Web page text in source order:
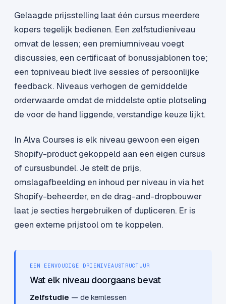
Gelaagde prijsstelling laat één cursus meerdere
kopers tegelijk bedienen. Een zelfstudieniveau
omvat de lessen; een premiumniveau voegt
discussies, een certificaat of bonussjablonen toe;
een topniveau biedt live sessies of persoonlijke
feedback. Niveaus verhogen de gemiddelde
orderwaarde omdat de middelste optie plotseling
de voor de hand liggende, verstandige keuze lijkt.
In Alva Courses is elk niveau gewoon een eigen
Shopify-product gekoppeld aan een eigen cursus
of cursusbundel. Je stelt de prijs,
omslagafbeelding en inhoud per niveau in via het
Shopify-beheerder, en de drag-and-dropbouwer
laat je secties hergebruiken of dupliceren. Er is
geen externe prijstool om te koppelen.
EEN EENVOUDIGE DRIENIVEAUSTRUCTUUR
Wat elk niveau doorgaans bevat
Zelfstudie — de kernlessen